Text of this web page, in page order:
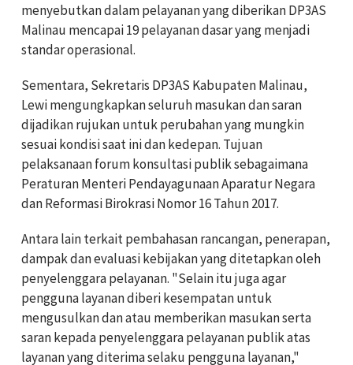
menyebutkan dalam pelayanan yang diberikan DP3AS
Malinau mencapai 19 pelayanan dasar yang menjadi
standar operasional.
Sementara, Sekretaris DP3AS Kabupaten Malinau,
Lewi mengungkapkan seluruh masukan dan saran
dijadikan rujukan untuk perubahan yang mungkin
sesuai kondisi saat ini dan kedepan. Tujuan
pelaksanaan forum konsultasi publik sebagaimana
Peraturan Menteri Pendayagunaan Aparatur Negara
dan Reformasi Birokrasi Nomor 16 Tahun 2017.
Antara lain terkait pembahasan rancangan, penerapan,
dampak dan evaluasi kebijakan yang ditetapkan oleh
penyelenggara pelayanan. "Selain itu juga agar
pengguna layanan diberi kesempatan untuk
mengusulkan dan atau memberikan masukan serta
saran kepada penyelenggara pelayanan publik atas
layanan yang diterima selaku pengguna layanan,"